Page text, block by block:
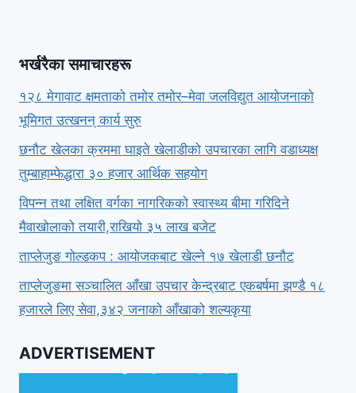
भर्खरैका समाचारहरू
१२८ मेगावाट क्षमताको तमोर तमोर–मेवा जलविद्युत आयोजनाको
भूमिगत उत्खनन् कार्य सुरु
छनौट खेलका क्रममा घाइते खेलाडीको उपचारका लागि वडाध्यक्ष
तुम्बाहाम्फेद्धारा ३० हजार आर्थिक सहयोग
विपन्न तथा लक्षित वर्गका नागरिकको स्वास्थ्य बीमा गरिदिने
मैवाखोलाको तयारी,राखियो ३५ लाख बजेट
ताप्लेजुङ गोल्डकप : आयोजकबाट खेल्ने १७ खेलाडी छनौट
ताप्लेजुङमा सञ्चालित आँखा उपचार केन्द्रबाट एकबर्षमा झण्डै १८
हजारले लिए सेवा,३४२ जनाको आँखाको शल्यकृया
ADVERTISEMENT